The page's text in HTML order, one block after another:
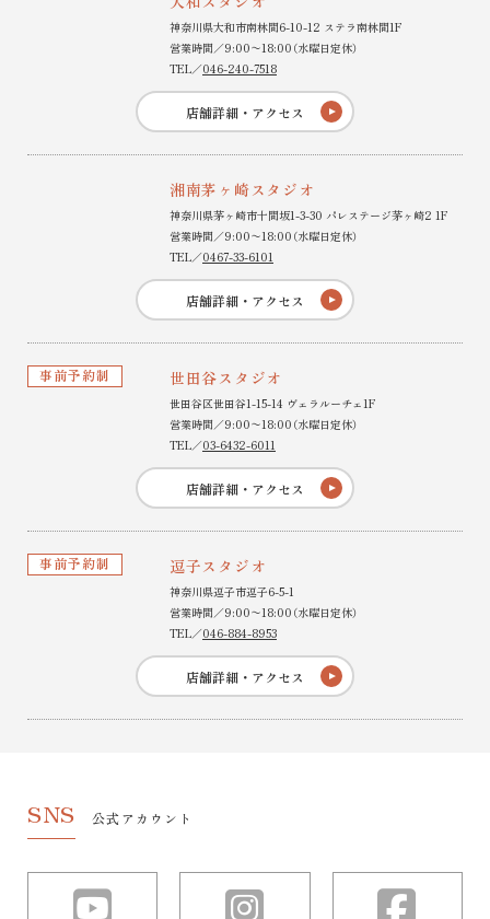
神奈川県大和市南林間6-10-12 ステラ南林間1F
営業時間／9:00〜18:00（水曜日定休）
TEL／046-240-7518
店舗詳細・アクセス
湘南茅ヶ崎スタジオ
神奈川県茅ヶ崎市十間坂1-3-30 パレステージ茅ヶ崎2 1F
営業時間／9:00〜18:00（水曜日定休）
TEL／0467-33-6101
店舗詳細・アクセス
事前予約制 世田谷スタジオ
世田谷区世田谷1-15-14 ヴェラルーチェ1F
営業時間／9:00〜18:00（水曜日定休）
TEL／03-6432-6011
店舗詳細・アクセス
事前予約制 逗子スタジオ
神奈川県逗子市逗子6-5-1
営業時間／9:00〜18:00（水曜日定休）
TEL／046-884-8953
店舗詳細・アクセス
SNS 公式アカウント